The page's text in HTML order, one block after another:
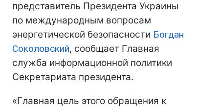
представитель Президента Украины
по международным вопросам
энергетической безопасности Богдан
Соколовский, сообщает Главная
служба информационной политики
Секретариата президента.
«Главная цель этого обращения к